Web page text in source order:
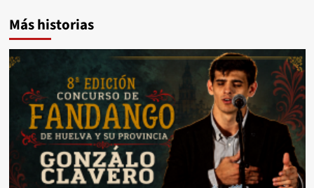
Más historias